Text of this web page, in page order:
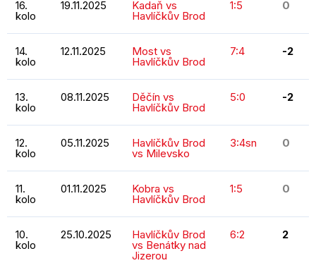
16.
kolo
19.11.2025 Kadaň vs
Havlíčkův Brod
1:5 0
14.
kolo
12.11.2025 Most vs
Havlíčkův Brod
7:4 -2
13.
kolo
08.11.2025 Děčín vs
Havlíčkův Brod
5:0 -2
12.
kolo
05.11.2025 Havlíčkův Brod
vs Milevsko
3:4sn 0
11.
kolo
01.11.2025 Kobra vs
Havlíčkův Brod
1:5 0
10.
kolo
25.10.2025 Havlíčkův Brod
vs Benátky nad
Jizerou
6:2 2